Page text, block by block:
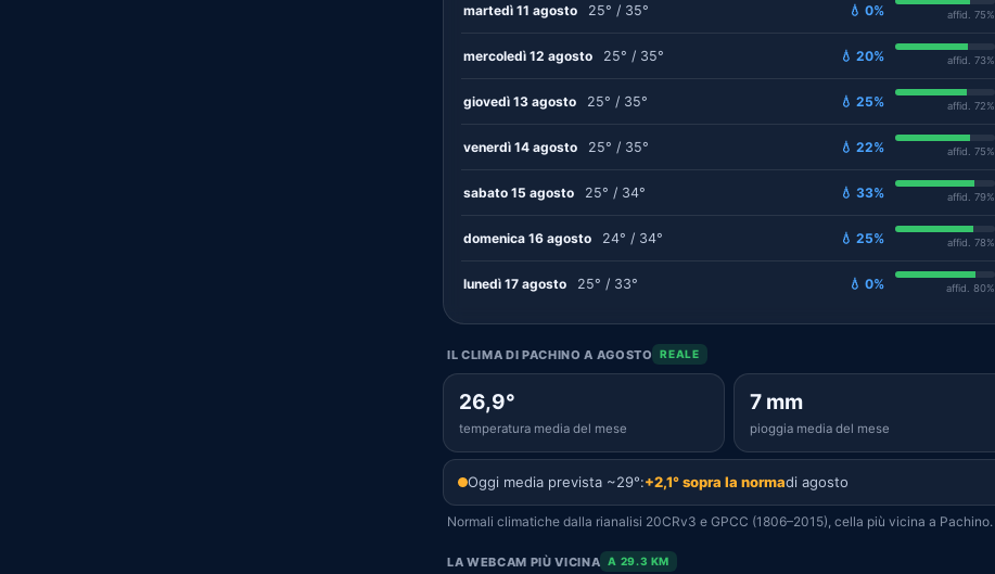
martedì 11 agosto 25° / 35° 💧 0% affid. 75%
mercoledì 12 agosto 25° / 35° 💧 20% affid. 73%
giovedì 13 agosto 25° / 35° 💧 25% affid. 72%
venerdì 14 agosto 25° / 35° 💧 22% affid. 75%
sabato 15 agosto 25° / 34° 💧 33% affid. 79%
domenica 16 agosto 24° / 34° 💧 25% affid. 78%
lunedì 17 agosto 25° / 33° 💧 0% affid. 80%
IL CLIMA DI PACHINO A AGOSTO REALE
26,9°
temperatura media del mese
7 mm
pioggia media del mese
Oggi media prevista ~29°:+2,1° sopra la normadi agosto
Normali climatiche dalla rianalisi 20CRv3 e GPCC (1806–2015), cella più vicina a Pachino.
LA WEBCAM PIÙ VICINA A 29.3 KM